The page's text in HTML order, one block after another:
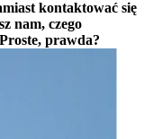
kontaktować się
nam, czego
prawda?